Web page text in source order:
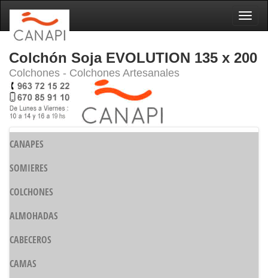
Colchón Soja EVOLUTION 135 x 200
Colchones - Colchones Artesanales
CANAPES
SOMIERES
COLCHONES
ALMOHADAS
CABECEROS
CAMAS